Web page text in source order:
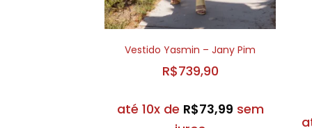
Vestido Yasmin – Jany Pim
R$739,90
até 10x de R$73,99 sem